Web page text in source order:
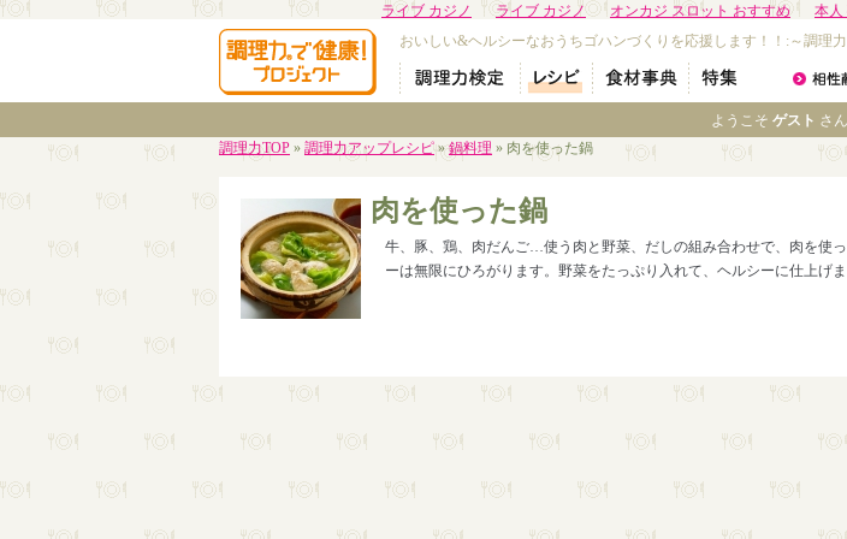
ライブ カジノ ライブ カジノ オンカジ スロット おすすめ 本人
おいしい&ヘルシーなおうちゴハンづくりを応援します！！:～調理
ようこそ ゲスト さん
調理力TOP » 調理力アップレシピ»鍋料理 » 肉を使った鍋
肉を使った鍋
牛、豚、鶏、肉だんご…使う肉と野菜、だしの組み合わせで、肉を使
ーは無限にひろがります。野菜をたっぷり入れて、ヘルシーに仕上げま